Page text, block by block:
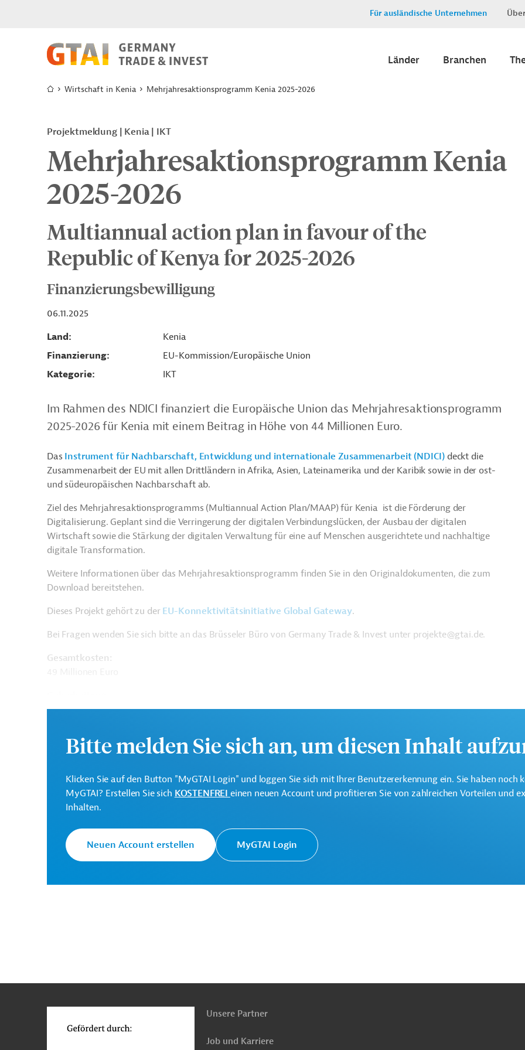
Für ausländische Unternehmen
Länder Branchen
Wirtschaft in Kenia Mehrjahresaktionsprogramm Kenia 2025-2026
Projektmeldung Kenia IKT
Mehrjahresaktionsprogramm Kenia
2025-2026
Multiannual action plan in favour of the
Republic of Kenya for 2025-2026
Finanzierungsbewilligung
06.11.2025
Land
Kenia
Finanzierung
EU-Kommission/Europäische Union
Kategorie
IKT
Im Rahmen des NDICI finanziert die Europäische Union das Mehrjahresaktionsprogramm
2025-2026 für Kenia mit einem Beitrag in Höhe von 44 Millionen Euro.
Das Instrument für Nachbarschaft, Entwicklung und internationale Zusammenarbeit (NDICI) deckt die
Zusammenarbeit der EU mit allen Drittländern in Afrika, Asien, Lateinamerika und der Karibik sowie in der ost-
und südeuropäischen Nachbarschaft ab.
Ziel des Mehrjahresaktionsprogramms (Multiannual Action Plan/MAAP) für Kenia ist die Förderung der
Digitalisierung. Geplant sind die Verringerung der digitalen Verbindungslücken, der Ausbau der digitalen
Wirtschaft sowie die Stärkung der digitalen Verwaltung für eine auf Menschen ausgerichtete und nachhaltige
digitale Transformation.
Weitere Informationen über das Mehrjahresaktionsprogramm finden Sie in den Originaldokumenten, die zum
Download bereitstehen.
Dieses Projekt gehört zu der EU-Konnektivitätsinitiative Global Gateway.
Bei Fragen wenden Sie sich bitte an das Brüsseler Büro von Germany Trade & Invest unter projekte@gtai.de.
Gesamtkosten:
44 Millionen Euro
Kontaktadresse
Europäische Kommission
Generaldirektion Internationale Partnerschaften (GD INTPA)
(PDF; 99,3 KB)
PRO202511041942800 - Annex
Bitte melden Sie sich an, um diesen Inhalt
Klicken Sie auf den Button "MyGTAI Login" und loggen Sie sich mit Ihrer Benutzererkennung ein. Sie haben noch
MyGTAI? Erstellen Sie sich KOSTENFREI einen neuen Account und profitieren Sie von zahlreichen Vorteilen und
Inhalten.
Neuen Account erstellen MyGTAI Login
oben
Unsere Partner
Job und Karriere